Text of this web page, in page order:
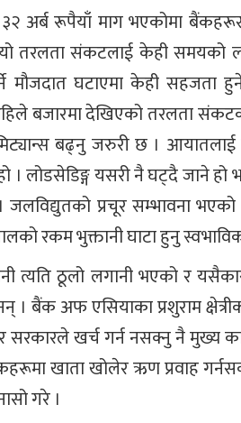
अर्ब रूपैयाँ माग भएकोमा
तरलता संकटलाई केही समयको
मौजदात घटाएमा केही
बजारमा देखिएको तरलता
बढ्नु जरुरी छ । आयातलाई
। लोडसेडिङ्ग यसरी नै घट्दै जाने
जलविद्युतको प्रचूर सम्भावना
रकम भुक्तानी घाटा हुनु
त्यति ठूलो लगानी भएको र
। बैंक अफ एसियाका प्रशुराम
र सरकारले खर्च गर्न नसक्नु नै मुख्य
खाता खोलेर ऋण प्रवाह
गरे ।